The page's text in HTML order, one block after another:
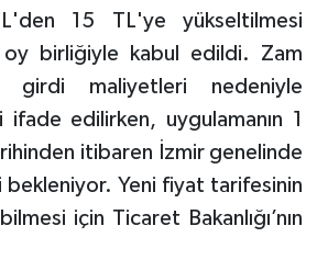
15 TL'ye yükseltilmesi
birliğiyle kabul edildi. Zam
girdi maliyetleri nedeniyle
edilirken, uygulamanın 1
itibaren İzmir genelinde
bekleniyor. Yeni fiyat tarifesinin
için Ticaret Bakanlığı’nın